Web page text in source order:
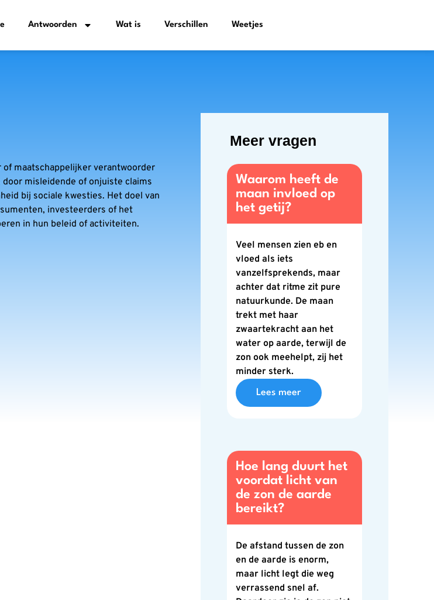
Antwoorden Wat is Verschillen Weetjes
of maatschappelijker verantwoorder
misleidende of onjuiste claims
bij sociale kwesties. Het doel van
investeerders of het
in hun beleid of activiteiten.
Meer vragen
Waarom heeft de
maan invloed op
het getij?
Veel mensen zien eb en
vloed als iets
vanzelfsprekends, maar
achter dat ritme zit pure
natuurkunde. De maan
trekt met haar
zwaartekracht aan het
water op aarde, terwijl de
zon ook meehelpt, zij het
minder sterk.
Lees meer
Hoe lang duurt het
voordat licht van
de zon de aarde
bereikt?
De afstand tussen de zon
en de aarde is enorm,
maar licht legt die weg
verrassend snel af.